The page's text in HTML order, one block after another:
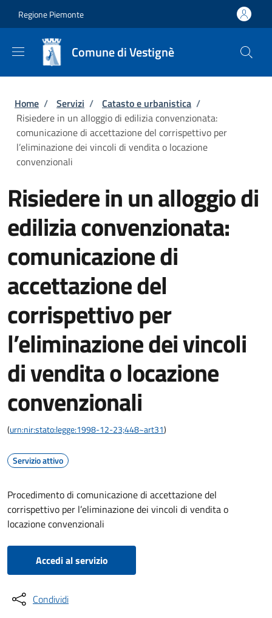
Regione Piemonte
Comune di Vestignè
Briciole di pane
Home / Servizi / Catasto e urbanistica /
Risiedere in un alloggio di edilizia convenzionata:
comunicazione di accettazione del corrispettivo per
l’eliminazione dei vincoli di vendita o locazione
convenzionali
Risiedere in un alloggio di
edilizia convenzionata:
comunicazione di
accettazione del
corrispettivo per
l’eliminazione dei vincoli
di vendita o locazione
convenzionali
(urn:nir:stato:legge:1998-12-23;448~art31)
Servizio attivo
Procedimento di comunicazione di accettazione del
corrispettivo per l’eliminazione dei vincoli di vendita o
locazione convenzionali
Accedi al servizio
Condividi